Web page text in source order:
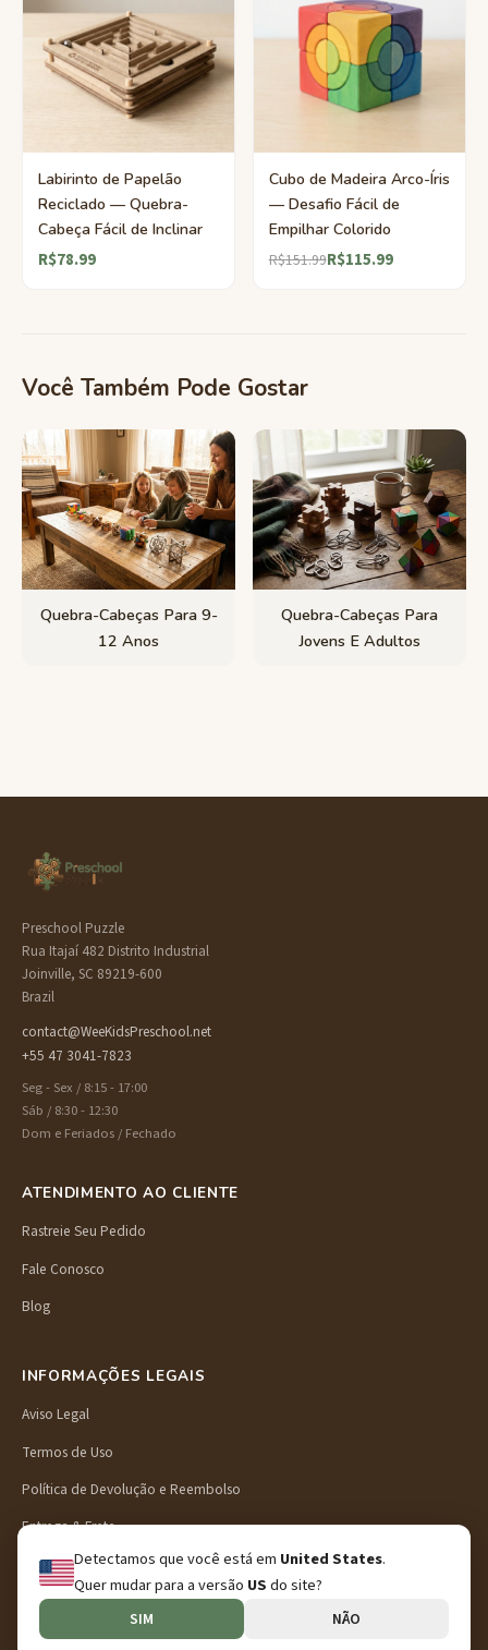
Detectamos que você está em United States.
Quer mudar para a versão USdo site?
SIM NÃO
Labirinto de Papelão
Reciclado — Quebra-
Cabeça Fácil de Inclinar
R$78.99
Cubo de Madeira Arco-Íris
— Desafio Fácil de
Empilhar Colorido
R$151.99R$115.99
Você Também Pode Gostar
Quebra-Cabeças Para 9-
12 Anos
Quebra-Cabeças Para
Jovens E Adultos
Preschool Puzzle
Rua Itajaí 482 Distrito Industrial
Joinville, SC 89219-600
Brazil
contact@WeeKidsPreschool.net
+55 47 3041-7823
Seg - Sex / 8:15 - 17:00
Sáb / 8:30 - 12:30
Dom e Feriados / Fechado
ATENDIMENTO AO CLIENTE
Rastreie Seu Pedido
Fale Conosco
Blog
INFORMAÇÕES LEGAIS
Aviso Legal
Termos de Uso
Política de Devolução e Reembolso
Entrega & Frete
Política de Privacidade